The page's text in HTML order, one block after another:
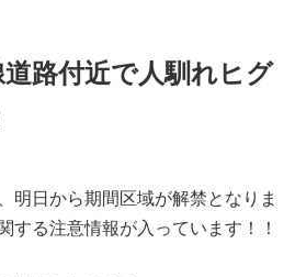
路付近で人馴れヒグ
明日から期間区域が解禁となりま
する注意情報が入っています！！